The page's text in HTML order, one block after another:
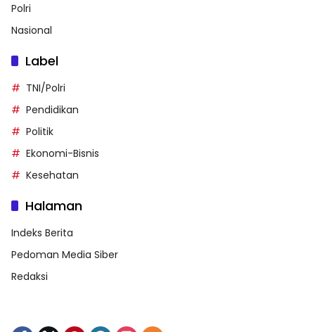
Polri
Nasional
Label
TNI/Polri
Pendidikan
Politik
Ekonomi-Bisnis
Kesehatan
Halaman
Indeks Berita
Pedoman Media Siber
Redaksi